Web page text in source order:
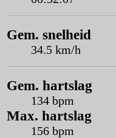
Gem. snelheid
34.5 km/h
Gem. hartslag
134 bpm
Max. hartslag
156 bpm